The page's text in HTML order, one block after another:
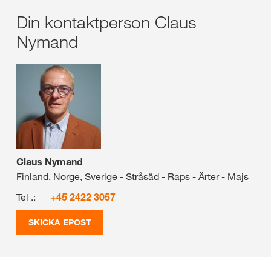
Din kontaktperson Claus
Nymand
Claus Nymand
Finland, Norge, Sverige - Stråsäd - Raps - Ärter - Majs
Tel .:
+45 2422 3057
SKICKA EPOST